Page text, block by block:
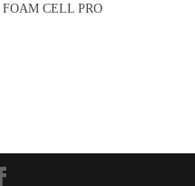
FOAM CELLPRO